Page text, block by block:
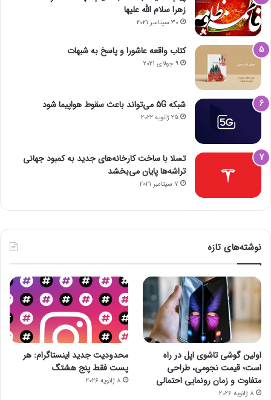
زهرا سلام الله علیها
30 سپتامبر 2021
کتاب واقعه عاشورا و پاسخ به شبهات
9 جولای 2021
شبکه 5G می‌تواند باعث سقوط هواپیما شود
25 ژانویه 2022
تسلا با ساخت کارخانه‌های جدید به کمبود جهانی
تراشه‌ها پایان می‌بخشد
7 سپتامبر 2021
نوشته‌های تازه
اولین گوشی تاشوی اپل در راه
است؛ قیمت نجومی، طراحی
متفاوت و زمان رونمایی احتمالی
8 ژانویه 2026
محدودیت جدید اینستاگرام: هر
پست فقط پنج هشتگ
8 ژانویه 2026